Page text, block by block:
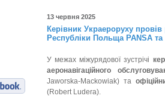
13 червня 2025
Керівник Украероруху
Республіки Польща PANSA
У межах міжурядової зустрічі
аеронавігаційного
Jaworska-Maсkowiak) та
(Robert Ludera).